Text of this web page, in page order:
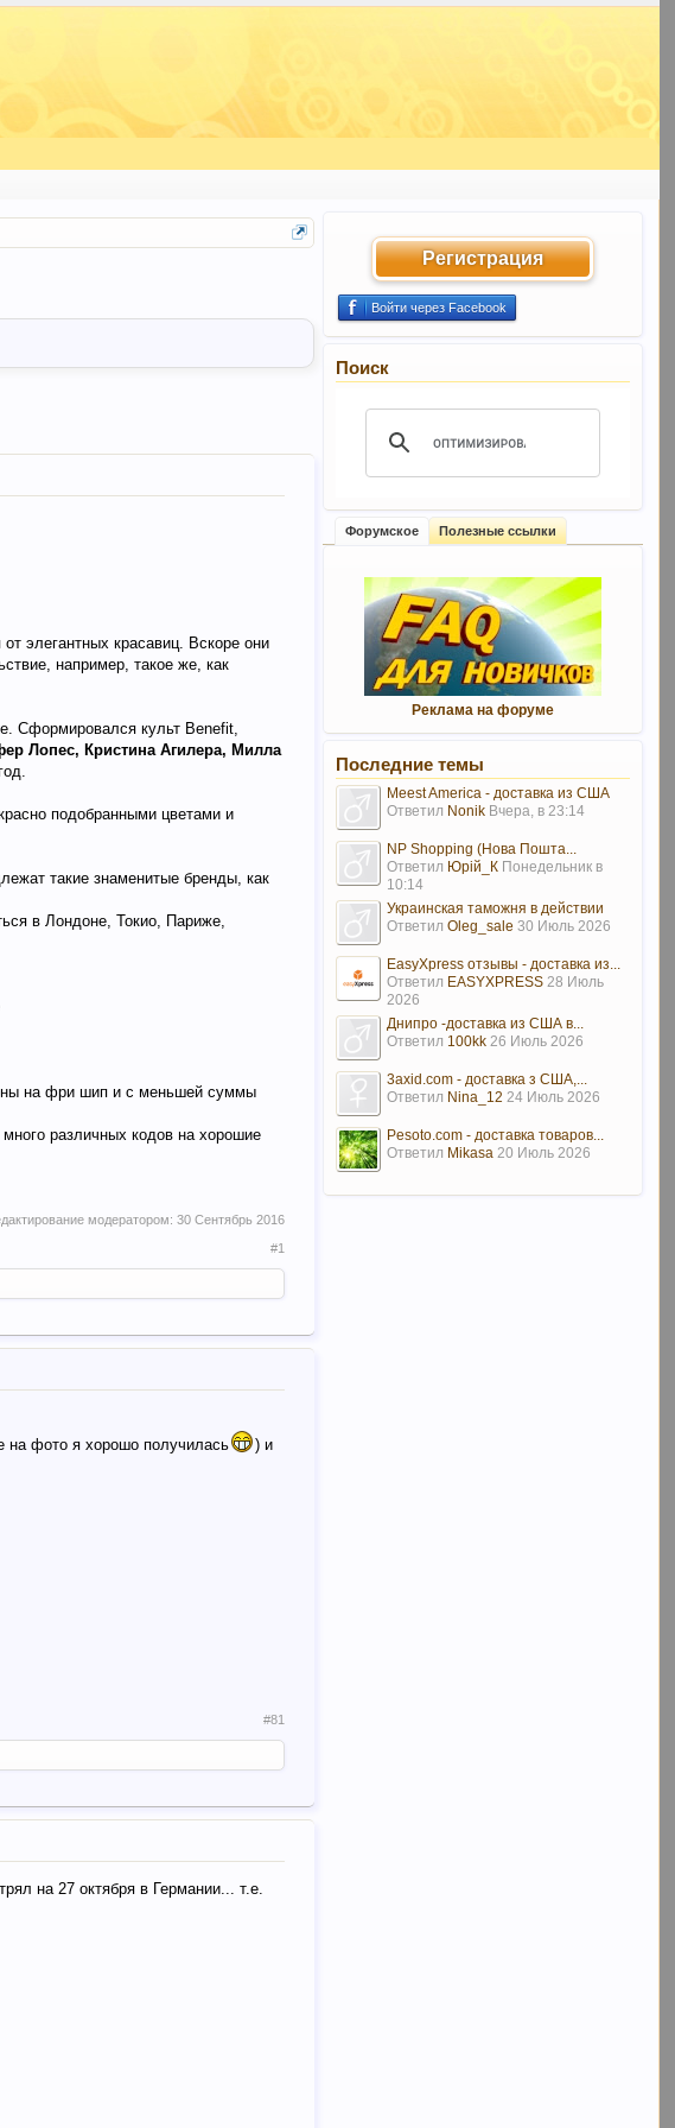
элегантных красавиц. Вскоре они
например, такое же, как
Сформировался культ Benefit,
Лопес, Кристина Агилера, Милла
подобранными цветами и
такие знаменитые бренды, как
в Лондоне, Токио, Париже,
на фри шип и с меньшей суммы
различных кодов на хорошие
модератором: 30 Сентябрь 2016
#1
на фото я хорошо получилась
) и
#81
на 27 октября в Германии... т.е.
Регистрация
Войти через Facebook
Поиск
Форумское Полезные ссылки
Реклама на форуме
Последние темы
Meest America - доставка из США
Ответил Nonik Вчера, в 23:14
NP Shopping (Нова Пошта...
Ответил Юрій_К Понедельник в
10:14
Украинская таможня в действии
Ответил Oleg_sale 30 Июль 2026
EasyXpress отзывы - доставка из...
Ответил EASYXPRESS 28 Июль
2026
Днипро -доставка из США в...
Ответил 100kk 26 Июль 2026
3axid.com - доставка з США,...
Ответил Nina_12 24 Июль 2026
Pesoto.com - доставка товаров...
Ответил Mikasa 20 Июль 2026